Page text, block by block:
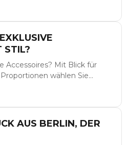
STIL?
Accessoires? Mit Blick für
wählen Sie
AUS BERLIN, DER